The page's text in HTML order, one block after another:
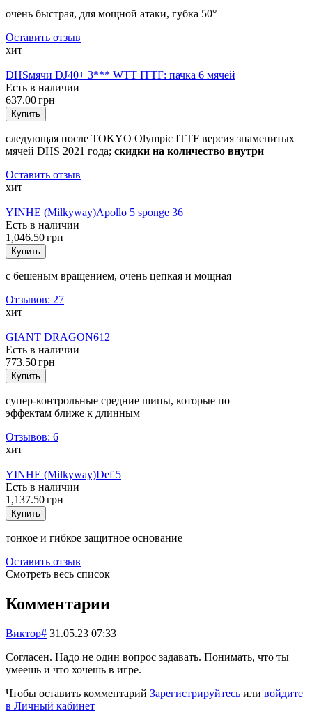
очень быстрая, для мощной атаки, губка 50°
Оставить отзыв
хит
DHSмячи DJ40+ 3*** WTT ITTF: пачка 6 мячей
Есть в наличии
637.00 грн
Купить
следующая после TOKYO Olympic ITTF версия знаменитых
мячей DHS 2021 года; скидки на количество внутри
Оставить отзыв
хит
YINHE (Milkyway)Apollo 5 sponge 36
Есть в наличии
1,046.50 грн
Купить
с бешеным вращением, очень цепкая и мощная
Отзывов: 27
хит
GIANT DRAGON612
Есть в наличии
773.50 грн
Купить
супер-контрольные средние шипы, которые по
эффектам ближе к длинным
Отзывов: 6
хит
YINHE (Milkyway)Def 5
Есть в наличии
1,137.50 грн
Купить
тонкое и гибкое защитное основание
Оставить отзыв
Смотреть весь список
Комментарии
Виктор# 31.05.23 07:33
Согласен. Надо не один вопрос задавать. Понимать, что ты
умеешь и что хочешь в игре.
Чтобы оставить комментарий Зарегистрируйтесь или войдите
в Личный кабинет